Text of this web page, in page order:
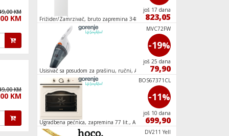
KM
KM
KM
KM
1 dana
1.102,40
l,
-6%
još 25 dana
-17
još 25 dana
49,90
Frižider/Zamrzivač, bruto zapremina 348 l,
još 17 dana
823,05
Usisivač sa posudom za prašinu, ručni, Accu
MVC72FW
-19%
još 25 dana
79,90
Ugradbena pećnica, zapremina 77 lit., A
BOS67371CL
-11%
još 10 dana
699,90
DV211 Yell